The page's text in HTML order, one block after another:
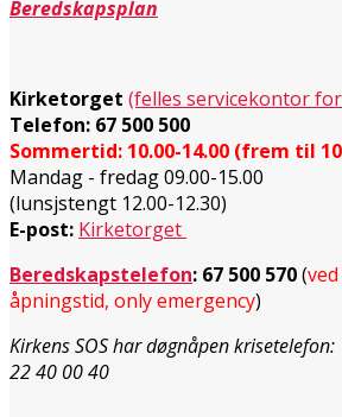
Beredskapsplan
Kirketorget (felles servicekontor
Telefon: 67 500 500
Sommertid: 10.00-14.00 (frem til
Mandag - fredag 09.00-15.00
(lunsjstengt 12.00-12.30)
E-post: Kirketorget
Beredskapstelefon: 67 500 570(
åpningstid, only emergency)
Kirkens SOS har døgnåpen krisetelefon:
22 40 00 40